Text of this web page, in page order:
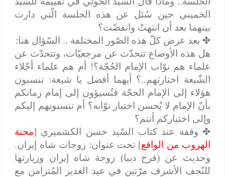
الخميني حين سُئل عن هذه الجلسة الّتي دارت
بينهما بعد أن انتهتْ وانفضّت؟
✤بعد عرض كلّ هذه الصّور المختلفة .. السّؤال هنا:
هل هذه الأوضاع تتحدّث عن مرجعيّات، وتتحدّث عن
علماء هم نوّاب الإمام الحُجّة؟! أم هم علماء أجّلاء
الشّيعة اختارتهم..؟ أيهما أفضل يا شيعة: تنسبون
هؤلاء إلى الإمام الحجّة فتُسيؤون إلى إمام زمانكم
بأنّ الإمام لا يُحسن اختيار نوّابه؟ أم تنسبونهم إليكم
وإلى اختياركم أنتم؟
✤وقفة عند كتاب السّيد حسن الكشميري [ محنة
الهروب من الواقع] تحت عنوان: زوجات شاه إيران.
وحديث عن (فرح ديبا) زوجة شاه إيران وزيارتها
للنّجف الأشرف مرّتين في عيد الغدير المُتزامن مع